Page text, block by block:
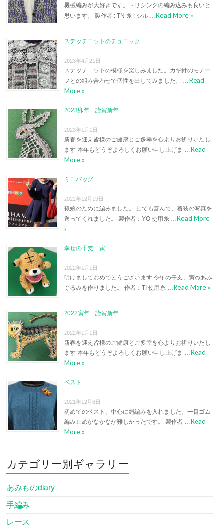
機械編みが大好きです。トリシングの編み込みも良いと
思います。 製作者 : TN 糸 : シル … Read More »
ステッチニットのチュニック
2023年4月21日
ステッチニットの模様を楽しみました。カギ針のモチー
フとの組み合わせで個性を出してみました。 … Read
More »
2023卯年 謹賀新年
2023年1月1日
新春を迎え皆様のご健康とご多幸を心よりお祈りいたし
ます 本年もどうぞよろしくお願い申し上げま … Read
More »
ミニバッグ
2022年12月19日
孫娘のために編みました。 とても喜んで、着装の写真を
送ってくれました。 製作者：YO 使用糸 … Read More
»
幸せの干支 寅
2022年1月1日
明けましておめでとうございます 今年の干支、寅のあみ
ぐるみを作りました。 作者：TI 使用糸 … Read More »
2022寅年 謹賀新年
2022年1月1日
新春を迎え皆様のご健康とご多幸を心よりお祈りいたし
ます 本年もどうぞよろしくお願い申し上げま … Read
More »
ベスト
2021年12月6日
初めてのベスト。中心に縄編みを入れました。一目ゴム
編み止めがなかなか難しかったです。 製作者 … Read
More »
カテゴリー別ギャラリー
あみものdiary
手編み
レース